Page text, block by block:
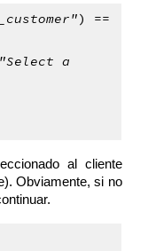
"Select a
al cliente
Obviamente, si no